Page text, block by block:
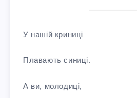
У нашій криниці
Плавають синиці.
А ви, молодиці,